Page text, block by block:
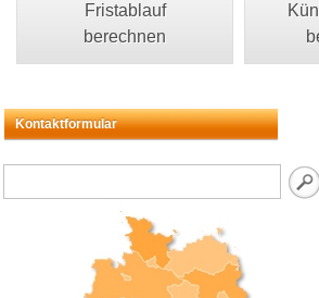
Fristablauf
berechnen
Kontaktformular